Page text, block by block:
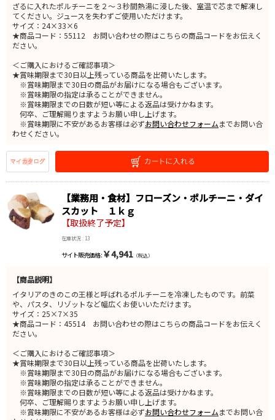
ざるに入れたポルチーニを２～３秒間熱湯に浸した後、室温で芯まで解凍し
てください。ジュースを失わずご使用いただけます。
サイズ：24×33×6
★商品コード：55112 お問い合わせの際はこちらの商品コードをお伝えく
ださい。
＜ご購入におけるご確認事項＞
★賞味期限まで30日以上残っている商品を出荷いたします。
※賞味期限まで30日の商品がお届けになる場合もございます。
※賞味期限の指定は承ることができません。
※賞味期限までの日数が短い等による返品は受けかねます。
何卒、ご理解賜りますようお願い申し上げます。
※賞味期限に不安があるお客様は必ずお問い合わせフォームまでお問い合
わせください。
【業務用・食材】フローズン・ポルチーニ・ダイ
スカット １ｋｇ
【取扱終了予定】
在庫状況 : 13
サイト販売価格 : ￥4,941 （税込）
【商品説明】
イタリアのきのこの王様と呼ばれるポルチーニを冷凍したものです。前菜
や、パスタ、リゾットなど幅広くお使いいただけます。
サイズ：25×7×35
★商品コード：45514 お問い合わせの際はこちらの商品コードをお伝えく
ださい。
＜ご購入におけるご確認事項＞
★賞味期限まで30日以上残っている商品を出荷いたします。
※賞味期限まで30日の商品がお届けになる場合もございます。
※賞味期限の指定は承ることができません。
※賞味期限までの日数が短い等による返品は受けかねます。
何卒、ご理解賜りますようお願い申し上げます。
※賞味期限に不安があるお客様は必ずお問い合わせフォームまでお問い合